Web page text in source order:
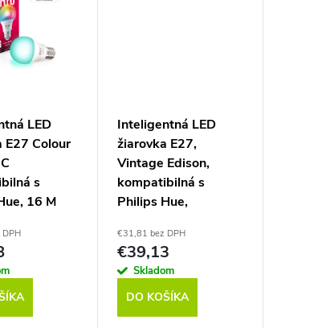
LED
E27 Colour
s
16 M
286 C)
Inteligentná LED
žiarovka E27,
Vintage Edison,
kompatibilná s
Philips Hue,
povrchom pre teplé
svetlo 350 lm,
Zigbee, 2 ks (RF
264-2)
€31,81 bez DPH
€39,13
Skladom
DO KOŠÍKA